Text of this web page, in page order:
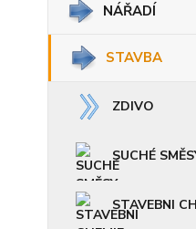
NÁŘADÍ
STAVBA
ZDIVO
SUCHÉ
STAVEBNI